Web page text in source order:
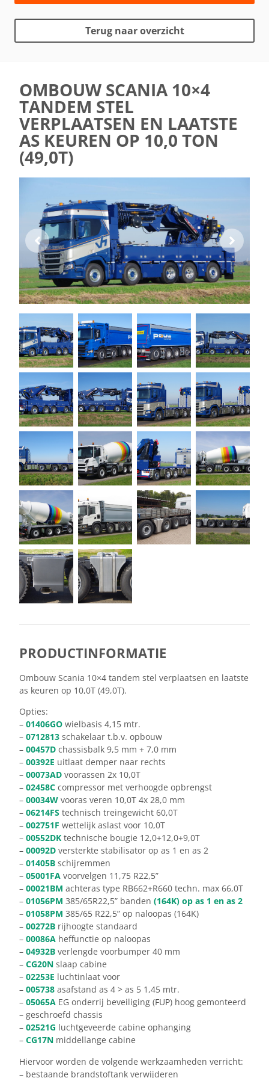
Terug naar overzicht
OMBOUW SCANIA 10×4
TANDEM STEL
VERPLAATSEN EN LAATSTE
AS KEUREN OP 10,0 TON
(49,0T)
PRODUCTINFORMATIE
Ombouw Scania 10×4 tandem stel verplaatsen en laatste
as keuren op 10,0T (49,0T).
Opties:
– 01406GO wielbasis 4,15 mtr.
– 0712813 schakelaar t.b.v. opbouw
– 00457D chassisbalk 9,5 mm + 7,0 mm
– 00392E uitlaat demper naar rechts
– 00073AD voorassen 2x 10,0T
– 02458C compressor met verhoogde opbrengst
– 00034W vooras veren 10,0T 4x 28,0 mm
– 06214FS technisch treingewicht 60,0T
– 002751F wettelijk aslast voor 10,0T
– 00552DK technische bougie 12,0+12,0+9,0T
– 00092D versterkte stabilisator op as 1 en as 2
– 01405B schijremmen
– 05001FA voorvelgen 11,75 R22,5”
– 00021BM achteras type RB662+R660 techn. max 66,0T
– 01056PM 385/65R22,5” banden (164K) op as 1 en as 2
– 01058PM 385/65 R22,5” op naloopas (164K)
– 00272B rijhoogte standaard
– 00086A heffunctie op naloopas
– 04932B verlengde voorbumper 40 mm
– CG20N slaap cabine
– 02253E luchtinlaat voor
– 005738 asafstand as 4 > as 5 1,45 mtr.
– 05065A EG onderrij beveiliging (FUP) hoog gemonteerd
– geschroefd chassis
– 02521G luchtgeveerde cabine ophanging
– CG17N middellange cabine
Hiervoor worden de volgende werkzaamheden verricht:
– bestaande brandstoftank verwijderen